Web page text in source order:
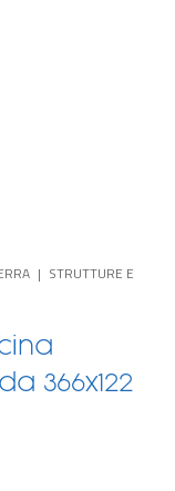
STRUTTURE E
366x122